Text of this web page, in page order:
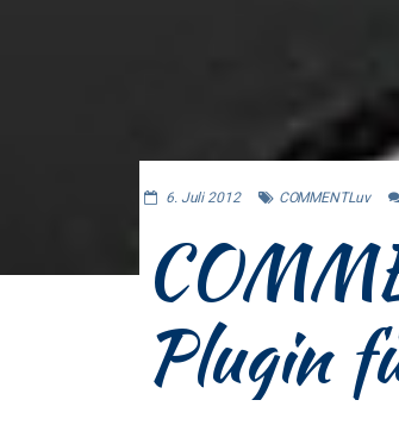
6. Juli 2012 COMMENTLuv
Plugin